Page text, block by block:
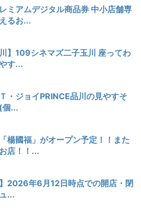
ミアムデジタル商品券 中小店舗専
るお...
川】109シネマズ二子玉川 座ってわ
す...
Ｔ・ジョイPRINCE品川の見やすそ
個...
楊國福」がオープン予定！！また
店！！...
】2026年6月12日時点での開店・閉
...